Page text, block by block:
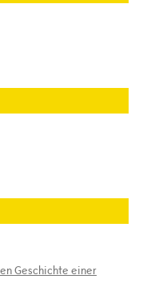
Geschichte einer